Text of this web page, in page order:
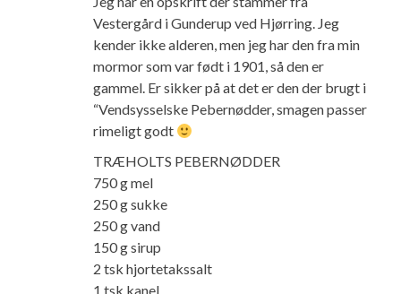
Vestergård i Gunderup ved Hjørring. Jeg
kender ikke alderen, men jeg har den fra min
mormor som var født i 1901, så den er
gammel. Er sikker på at det er den der brugt i
“Vendsysselske Pebernødder, smagen passer
rimeligt godt
TRÆHOLTS PEBERNØDDER
750 g mel
250 g sukke
250 g vand
150 g sirup
2 tsk hjortetakssalt
1 tsk kanel